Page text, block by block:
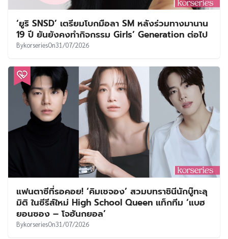
‘ยูริ SNSD’ เตรียมโบกมือลา SM หลังร่วมทางมานาน
19 ปี ยันยังคงทำกิจกรรม Girls’ Generation ต่อไป
BykorseriesOn31/07/2026
แฟนตาซีที่รอคอย! ‘คิมเซจอง’ สวมบทราชินีนักบู๊ทะลุ
มิติ ในซีรีส์ใหม่ High School Queen แท็กทีม ‘แบฮ
ยอนซอง – โจฮันกยอล’
BykorseriesOn31/07/2026